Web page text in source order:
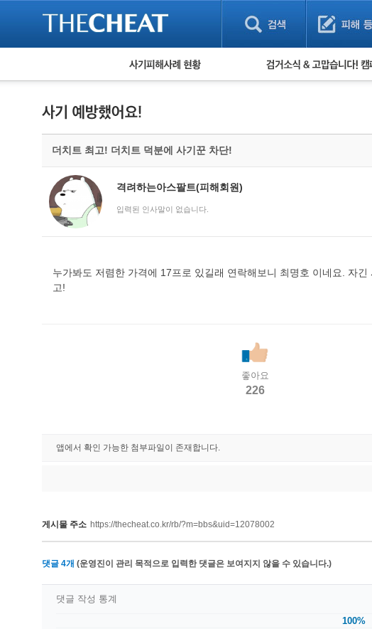
피해사례 현황
게임 · 비실물 피해사례
보이스피싱 피해사례
유해사이트 목록
비공개 피해사례
워킹홀리데이 피해사례
검거 소식
더치트 최고! 더치트 덕분에 사기꾼 차단!
격려하는아스팔트(피해회원)
입력된 인사말이 없습니다.
누가봐도 저렴한 가격에 17프로 있길래 연락해보니 최명호 이네요. 자
고!
좋아요
226
앱에서 확인 가능한 첨부파일이 존재합니다.
게시물 주소 https://thecheat.co.kr/rb/?m=bbs&uid=12078002
댓글 4개 (운영진이 관리 목적으로 입력한 댓글은 보여지지 않을 수 있습니다.)
100%
댓글 작성 통계